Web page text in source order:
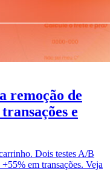
remoção de
e
Dois testes A/B
em transações. Veja